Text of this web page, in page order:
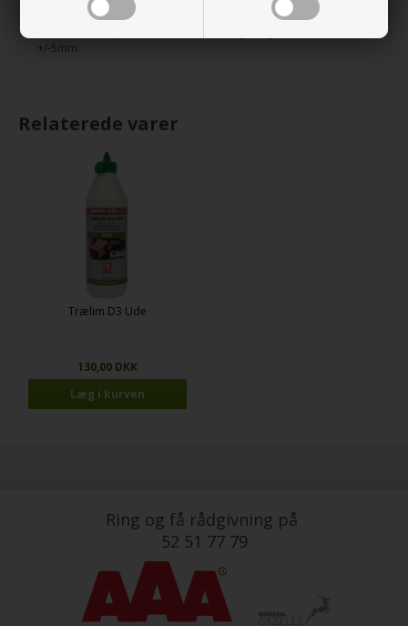
+/-5mm.
Relaterede varer
Trælim D3 Ude
130,00 DKK
Ring og få rådgivning på
52 51 77 79